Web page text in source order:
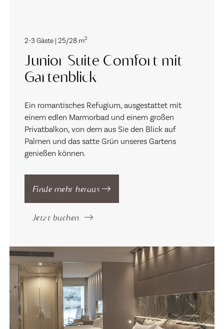
2-3 Gäste | 25/28 m2
Junior Suite Comfort mit
Gartenblick
Ein romantisches Refugium, ausgestattet mit
einem edlen Marmorbad und einem großen
Privatbalkon, von dem aus Sie den Blick auf
Palmen und das satte Grün unseres Gartens
genießen können.
Finde mehr heraus
Jetzt buchen